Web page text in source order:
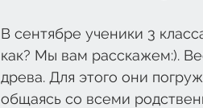
В сентябре ученики 3
как? Мы вам расскажем:).
древа. Для этого они
общаясь со всеми